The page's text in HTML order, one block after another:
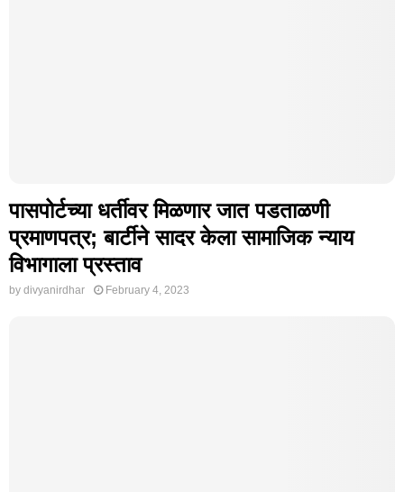
पासपोर्टच्या धर्तीवर मिळणार जात पडताळणी
प्रमाणपत्र; बार्टीने सादर केला सामाजिक न्याय
विभागाला प्रस्ताव
by divyanirdhar February 4, 2023